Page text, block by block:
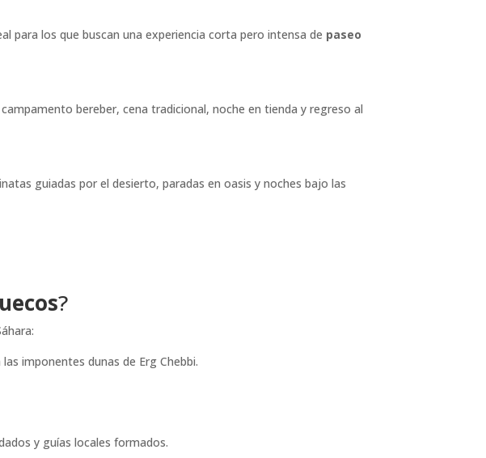
para los que buscan una experiencia corta pero intensa de paseo
bereber, cena tradicional, noche en tienda y regreso al
guiadas por el desierto, paradas en oasis y noches bajo las
?
imponentes dunas de Erg Chebbi.
y guías locales formados.